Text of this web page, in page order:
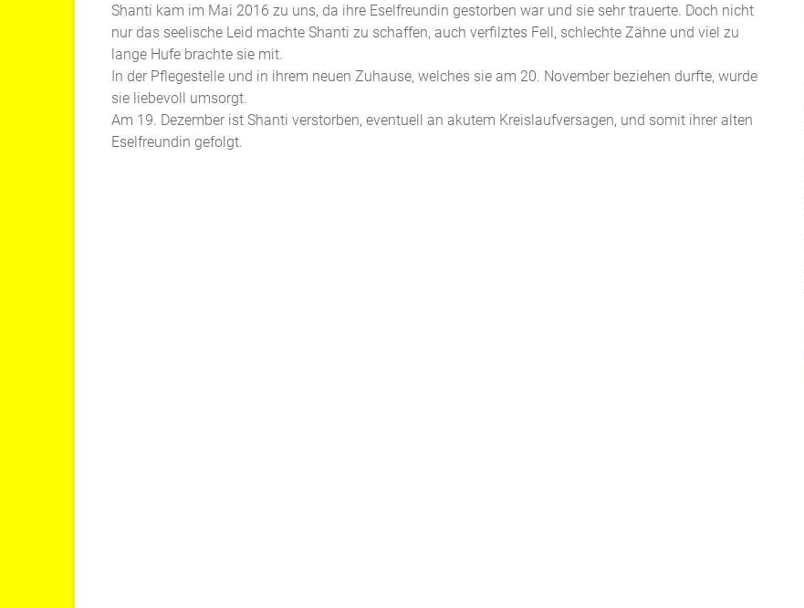
Shanti kam im Mai 2016 zu uns, da ihre Eselfreundin gestorben war und sie sehr trauerte. Doch nicht
nur das seelische Leid machte Shanti zu schaffen, auch verfilztes Fell, schlechte Zähne und viel zu
lange Hufe brachte sie mit.
In der Pflegestelle und in ihrem neuen Zuhause, welches sie am 20. November beziehen durfte, wurde
sie liebevoll umsorgt.
Am 19. Dezember ist Shanti verstorben, eventuell an akutem Kreislaufversagen, und somit ihrer alten
Eselfreundin gefolgt.